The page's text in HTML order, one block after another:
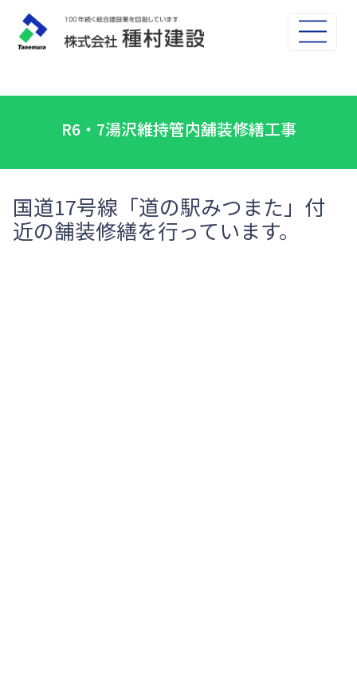
R6・7湯沢維持管内舗装修繕工事
国道17号線「道の駅みつまた」付
近の舗装修繕を行っています。